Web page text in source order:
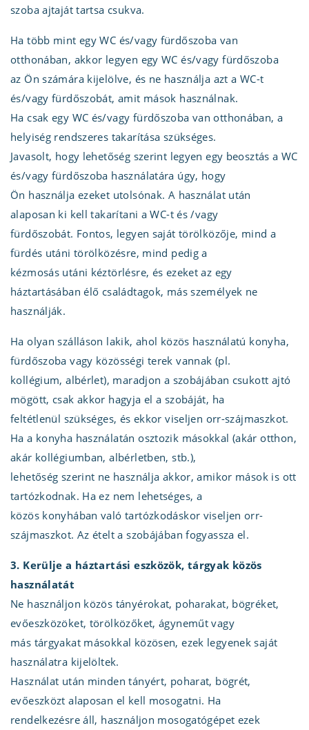
szoba ajtaját tartsa csukva.
Ha több mint egy WC és/vagy fürdőszoba van
otthonában, akkor legyen egy WC és/vagy fürdőszoba
az Ön számára kijelölve, és ne használja azt a WC-t
és/vagy fürdőszobát, amit mások használnak.
Ha csak egy WC és/vagy fürdőszoba van otthonában, a
helyiség rendszeres takarítása szükséges.
Javasolt, hogy lehetőség szerint legyen egy beosztás a WC
és/vagy fürdőszoba használatára úgy, hogy
Ön használja ezeket utolsónak. A használat után
alaposan ki kell takarítani a WC-t és /vagy
fürdőszobát. Fontos, legyen saját törölközője, mind a
fürdés utáni törölközésre, mind pedig a
kézmosás utáni kéztörlésre, és ezeket az egy
háztartásában élő családtagok, más személyek ne
használják.
Ha olyan szálláson lakik, ahol közös használatú konyha,
fürdőszoba vagy közösségi terek vannak (pl.
kollégium, albérlet), maradjon a szobájában csukott ajtó
mögött, csak akkor hagyja el a szobáját, ha
feltétlenül szükséges, és ekkor viseljen orr-szájmaszkot.
Ha a konyha használatán osztozik másokkal (akár otthon,
akár kollégiumban, albérletben, stb.),
lehetőség szerint ne használja akkor, amikor mások is ott
tartózkodnak. Ha ez nem lehetséges, a
közös konyhában való tartózkodáskor viseljen orr-
szájmaszkot. Az ételt a szobájában fogyassza el.
3. Kerülje a háztartási eszközök, tárgyak közös
használatát
Ne használjon közös tányérokat, poharakat, bögréket,
evőeszközöket, törölközőket, ágyneműt vagy
más tárgyakat másokkal közösen, ezek legyenek saját
használatra kijelöltek.
Használat után minden tányért, poharat, bögrét,
evőeszközt alaposan el kell mosogatni. Ha
rendelkezésre áll, használjon mosogatógépet ezek